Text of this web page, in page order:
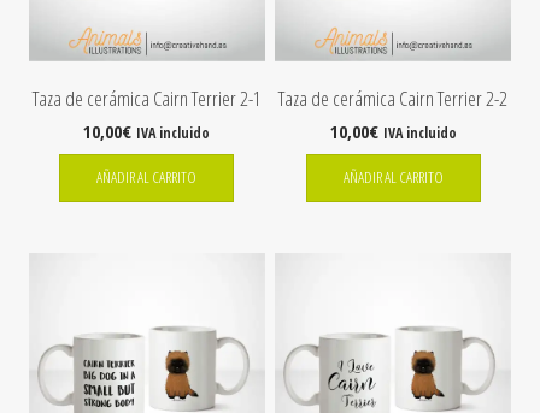
Taza de cerámica Cairn Terrier 2-1
10,00€ IVA incluido
AÑADIR AL CARRITO
Taza de cerámica Cairn Terrier 2-2
10,00€ IVA incluido
AÑADIR AL CARRITO